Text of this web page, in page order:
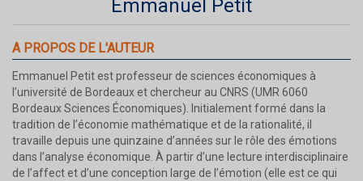
Emmanuel Petit
A PROPOS DE L'AUTEUR
Emmanuel Petit est professeur de sciences économiques à
l’université de Bordeaux et chercheur au CNRS (UMR 6060
Bordeaux Sciences Économiques). Initialement formé dans la
tradition de l’économie mathématique et de la rationalité, il
travaille depuis une quinzaine d’années sur le rôle des émotions
dans l’analyse économique. À partir d’une lecture interdisciplinaire
de l’affect et d’une conception large de l’émotion (elle est ce qui